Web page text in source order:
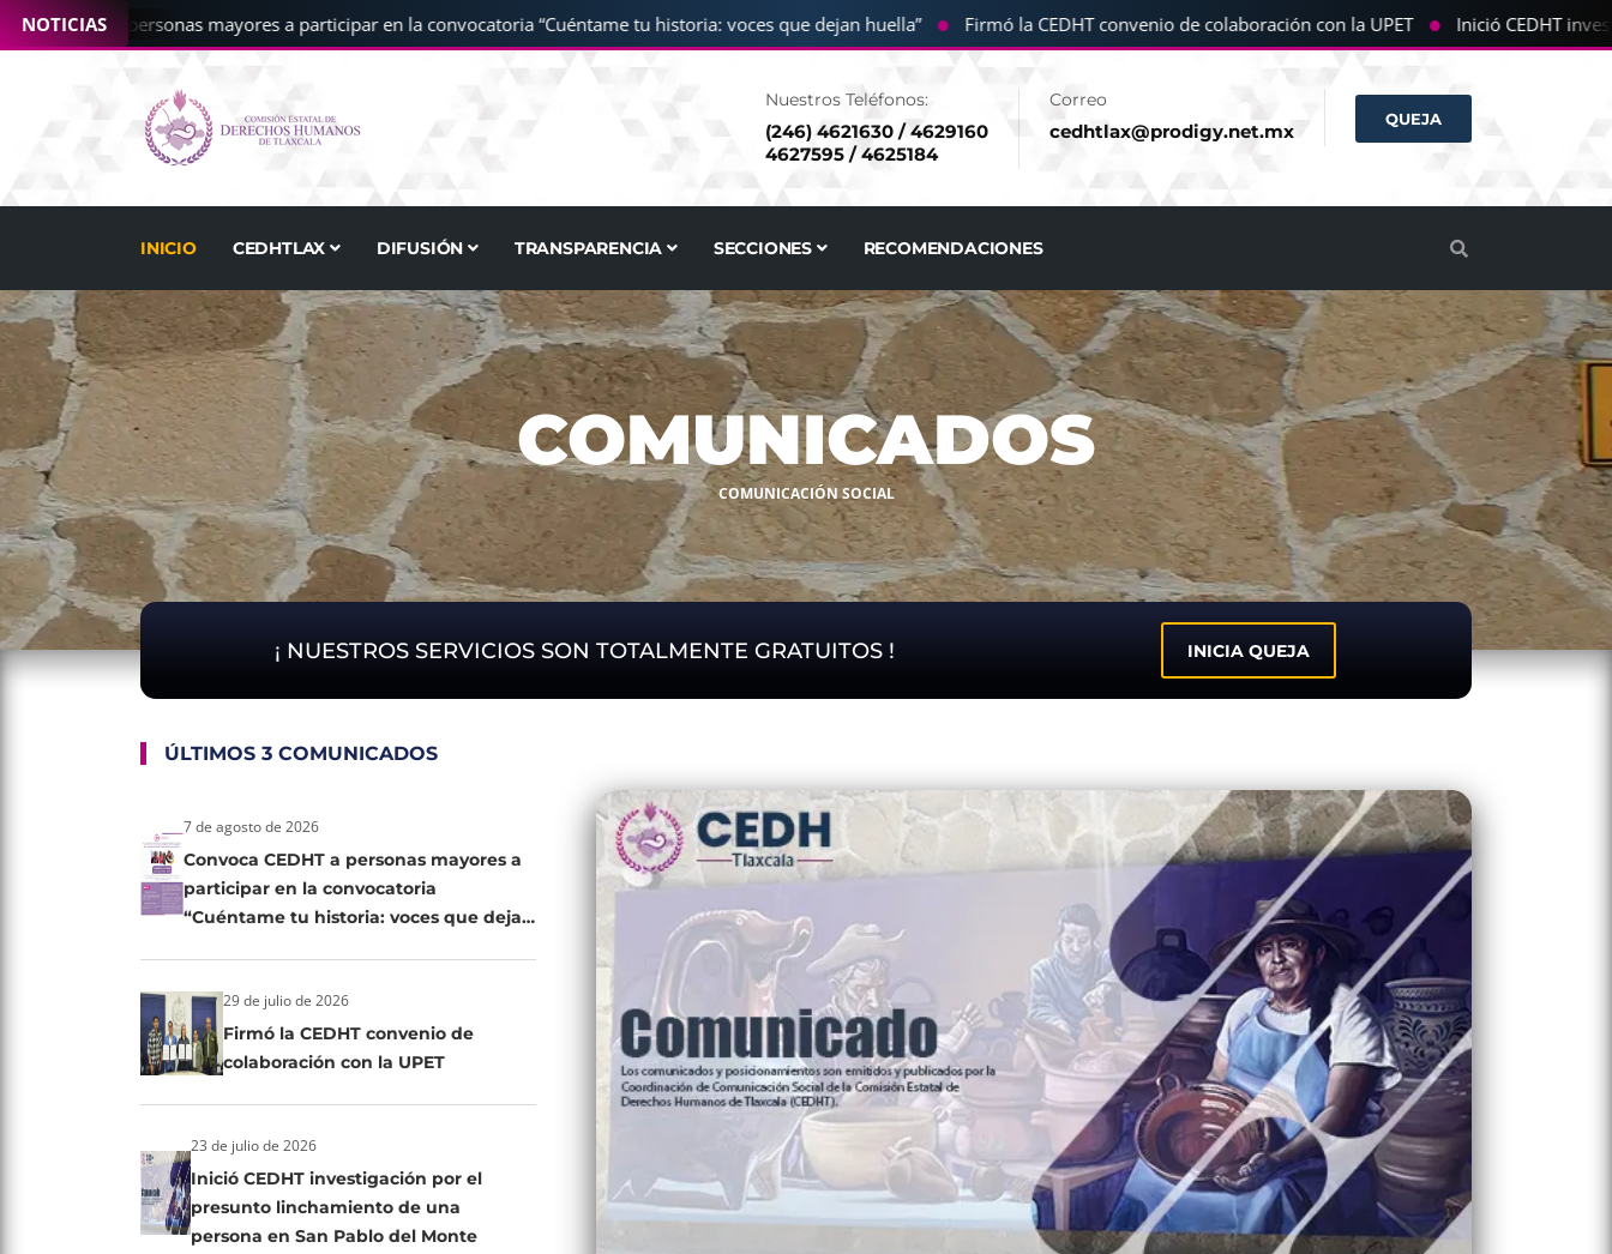
NOTICIAS
CEDHT a personas mayores a participar en la convocatoria “Cuéntame tu historia: voces que dejan huella” ● Firmó la CEDHT convenio de colaboración con la UPET ● Inició CEDHT
Nuestros Teléfonos:
(246) 4621630 / 4629160
4627595 / 4625184
Correo
cedhtlax@prodigy.net.mx
QUEJA
INICIO CEDHTLAX DIFUSIÓN TRANSPARENCIA SECCIONES RECOMENDACIONES
COMUNICADOS
COMUNICACIÓN SOCIAL
¡ NUESTROS SERVICIOS SON TOTALMENTE GRATUITOS ! INICIA QUEJA
ÚLTIMOS 3 COMUNICADOS
7 de agosto de 2026
Convoca CEDHT a personas mayores a
participar en la convocatoria
“Cuéntame tu historia: voces que dejan
29 de julio de 2026
Firmó la CEDHT convenio de
colaboración con la UPET
23 de julio de 2026
Inició CEDHT investigación por el
presunto linchamiento de una
persona en San Pablo del Monte